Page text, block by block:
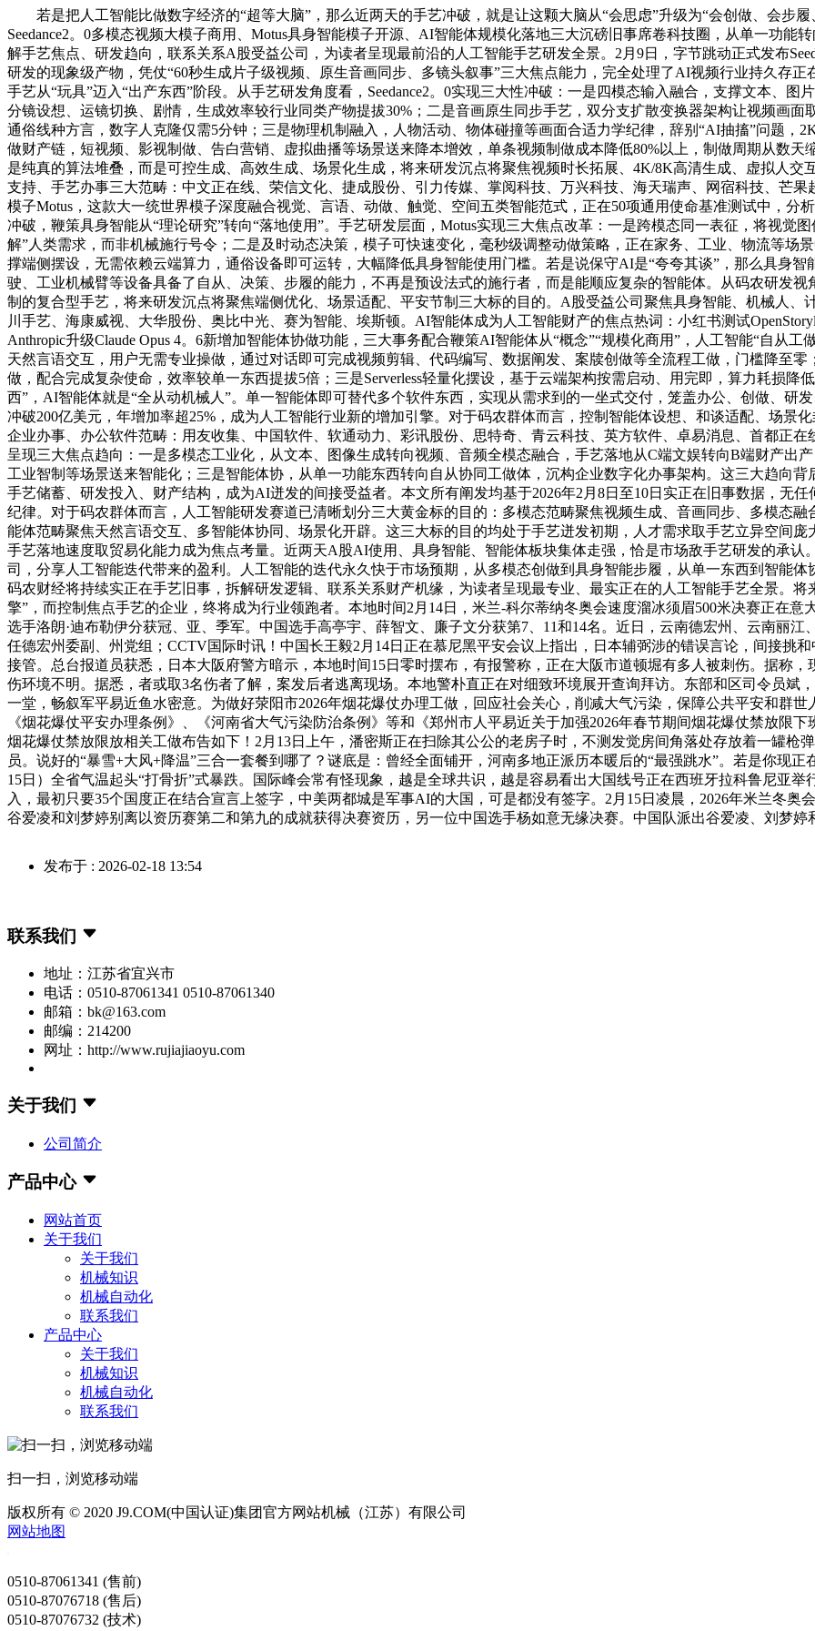
若是把人工智能比做数字经济的“超等大脑”，那么近两天的手艺冲破，就是让这颗大脑从“会思虑”升级为“会创做、会步履
Seedance2。0多模态视频大模子商用、Motus具身智能模子开源、AI智能体规模化落地三大沉磅旧事席卷科技圈，从单一功
解手艺焦点、研发趋向，联系关系A股受益公司，为读者呈现最前沿的人工智能手艺研发全景。2月9日，字节跳动正式发布
研发的现象级产物，凭仗“60秒生成片子级视频、原生音画同步、多镜头叙事”三大焦点能力，完全处理了AI视频行业持久存
手艺从“玩具”迈入“出产东西”阶段。从手艺研发角度看，Seedance2。0实现三大性冲破：一是四模态输入融合，支撑文本、
分镜设想、运镜切换、剧情，生成效率较行业同类产物提拔30%；二是音画原生同步手艺，双分支扩散变换器架构让视频画
通俗线种方言，数字人克隆仅需5分钟；三是物理机制融入，人物活动、物体碰撞等画面合适力学纪律，辞别“AI抽搐”问题，
做财产链，短视频、影视制做、告白营销、虚拟曲播等场景送来降本增效，单条视频制做成本降低80%以上，制做周期从数
是纯真的算法堆叠，而是可控生成、高效生成、场景化生成，将来研发沉点将聚焦视频时长拓展、4K/8K高清生成、虚拟人
支持、手艺办事三大范畴：中文正在线、荣信文化、捷成股份、引力传媒、掌阅科技、万兴科技、海天瑞声、网宿科技、芒
模子Motus，这款大一统世界模子深度融合视觉、言语、动做、触觉、空间五类智能范式，正在50项通用使命基准测试中，分
冲破，鞭策具身智能从“理论研究”转向“落地使用”。手艺研发层面，Motus实现三大焦点改革：一是跨模态同一表征，将视觉
解”人类需求，而非机械施行号令；二是及时动态决策，模子可快速变化，毫秒级调整动做策略，正在家务、工业、物流等场
撑端侧摆设，无需依赖云端算力，通俗设备即可运转，大幅降低具身智能使用门槛。若是说保守AI是“夸夸其谈”，那么具身智
驶、工业机械臂等设备具备了自从、决策、步履的能力，不再是预设法式的施行者，而是能顺应复杂的智能体。从码农研发
制的复合型手艺，将来研发沉点将聚焦端侧优化、场景适配、平安节制三大标的目的。A股受益公司聚焦具身智能、机械人
川手艺、海康威视、大华股份、奥比中光、赛为智能、埃斯顿。AI智能体成为人工智能财产的焦点热词：小红书测试
Anthropic升级Claude Opus 4。6新增加智能体协做功能，三大事务配合鞭策AI智能体从“概念”“规模化商用”，人工智能“自从
天然言语交互，用户无需专业操做，通过对话即可完成视频剪辑、代码编写、数据阐发、案牍创做等全流程工做，门槛降至
做，配合完成复杂使命，效率较单一东西提拔5倍；三是Serverless轻量化摆设，基于云端架构按需启动、用完即，算力耗损降
西”，AI智能体就是“全从动机械人”。单一智能体即可替代多个软件东西，实现从需求到的一坐式交付，笼盖办公、创做、研
冲破200亿美元，年增加率超25%，成为人工智能行业新的增加引擎。对于码农群体而言，控制智能体设想、和谈适配、场景
企业办事、办公软件范畴：用友收集、中国软件、软通动力、彩讯股份、思特奇、青云科技、英方软件、卓易消息、首都正
呈现三大焦点趋向：一是多模态工业化，从文本、图像生成转向视频、音频全模态融合，手艺落地从C端文娱转向B端财产出
工业智制等场景送来智能化；三是智能体协，从单一功能东西转向自从协同工做体，沉构企业数字化办事架构。这三大趋向
手艺储蓄、研发投入、财产结构，成为AI迸发的间接受益者。本文所有阐发均基于2026年2月8日至10日实正在旧事数据，无
纪律。对于码农群体而言，人工智能研发赛道已清晰划分三大黄金标的目的：多模态范畴聚焦视频生成、音画同步、多模态
能体范畴聚焦天然言语交互、多智能体协同、场景化开辟。这三大标的目的均处于手艺迸发初期，人才需求取手艺立异空间
手艺落地速度取贸易化能力成为焦点考量。近两天A股AI使用、具身智能、智能体板块集体走强，恰是市场敌手艺研发的承
司，分享人工智能迭代带来的盈利。人工智能的迭代永久快于市场预期，从多模态创做到具身智能步履，从单一东西到智能体
码农财经将持续实正在手艺旧事，拆解研发逻辑、联系关系财产机缘，为读者呈现最专业、最实正在的人工智能手艺全景。将
擎”，而控制焦点手艺的企业，终将成为行业领跑者。本地时间2月14日，米兰-科尔蒂纳冬奥会速度溜冰须眉500米决赛正在意
选手洛朗·迪布勒伊分获冠、亚、季军。中国选手高亭宇、薛智文、廉子文分获第7、11和14名。近日，云南德宏州、云南丽
任德宏州委副、州党组；CCTV国际时讯！中国长王毅2月14日正在慕尼黑平安会议上指出，日本辅弼涉的错误言论，间接挑
接管。总台报道员获悉，日本大阪府警方暗示，本地时间15日零时摆布，有报警称，正在大阪市道顿堀有多人被刺伤。据称
伤环境不明。据悉，者或取3名伤者了解，案发后者逃离现场。本地警朴直正在对细致环境展开查询拜访。东部和区司令员斌
一堂，畅叙军平易近鱼水密意。为做好荥阳市2026年烟花爆仗办理工做，回应社会关心，削减大气污染，保障公共平安和群
《烟花爆仗平安办理条例》、《河南省大气污染防治条例》等和《郑州市人平易近关于加强2026年春节期间烟花爆仗禁放限
烟花爆仗禁放限放相关工做布告如下！2月13日上午，潘密斯正在扫除其公公的老房子时，不测发觉房间角落处存放着一罐枪
员。说好的“暴雪+大风+降温”三合一套餐到哪了？谜底是：曾经全面铺开，河南多地正派历本暖后的“最强跳水”。若是你现
15日）全省气温起头“打骨折”式暴跌。国际峰会常有怪现象，越是全球共识，越是容易看出大国线号正在西班牙拉科鲁尼亚
入，最初只要35个国度正在结合宣言上签字，中美两都城是军事AI的大国，可是都没有签字。2月15日凌晨，2026年米兰冬
谷爱凌和刘梦婷别离以资历赛第二和第九的成就获得决赛资历，另一位中国选手杨如意无缘决赛。中国队派出谷爱凌、刘梦婷
发布于 : 2026-02-18 13:54
联系我们
地址：江苏省宜兴市
电话：0510-87061341 0510-87061340
邮箱：bk@163.com
邮编：214200
网址：http://www.rujiajiaoyu.com
关于我们
公司简介
产品中心
网站首页
关于我们
关于我们
机械知识
机械自动化
联系我们
产品中心
关于我们
机械知识
机械自动化
联系我们
扫一扫，浏览移动端
版权所有 © 2020 J9.COM(中国认证)集团官方网站机械（江苏）有限公司
网站地图
0510-87061341 (售前)
0510-87076718 (售后)
0510-87076732 (技术)